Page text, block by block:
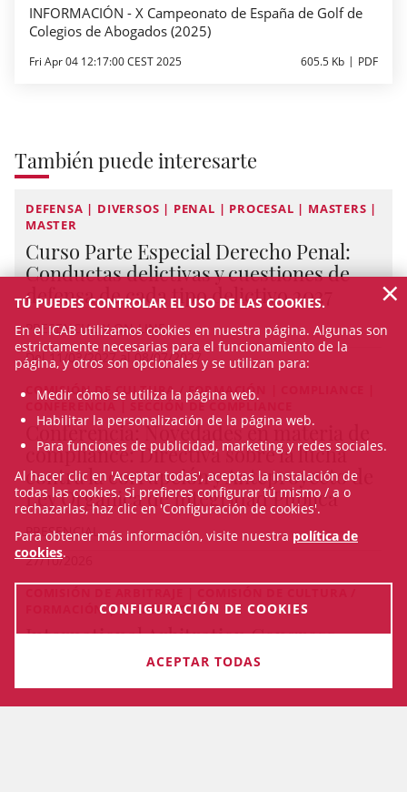
INFORMACIÓN - X Campeonato de España de Golf de
Colegios de Abogados (2025)
Fri Apr 04 12:17:00 CEST 2025 605.5 Kb PDF
También puede interesarte
DEFENSA | DIVERSOS | PENAL | PROCESAL | MASTERS |
MASTER
Curso Parte Especial Derecho Penal:
Conductas delictivas y cuestiones de
defensa de cada tipo delictivo 2027
PRESENCIAL Y ON-LINE
Del 11/03/2027 al 08/07/2027
COMISIÓN DE CULTURA / FORMACIÓN | COMPLIANCE |
CONFERENCIA | SECCIÓN DE COMPLIANCE
Conferencia: Novedades en materia de
compliance: Directiva sobre la lucha
contra la corrupción y Anteproyecto de
Ley Orgánica de Integridad Pública
PRESENCIAL
27/10/2026
FORMACIÓN | CONGRESO
International Arbitration Congress
2026. Quo Vadis Arbitration
TÚ PUEDES CONTROLAR EL USO DE LAS COOKIES.
En el ICAB utilizamos cookies en nuestra página. Algunas son
estrictamente necesarias para el funcionamiento de la
página, y otros son opcionales y se utilizan para:
Medir cómo se utiliza la página web.
Habilitar la personalización de la página web.
Para funciones de publicidad, marketing y redes sociales.
Al hacer clic en 'Aceptar todas', aceptas la instalación de
todas las cookies. Si prefieres configurar tú mismo / a o
rechazarlas, haz clic en 'Configuración de cookies'.
Para obtener más información, visite nuestra política de
cookies.
CONFIGURACIÓN DE COOKIES
ACEPTAR TODAS
×